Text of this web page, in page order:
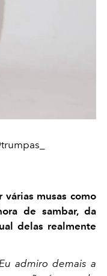
várias musas como
de sambar, da
delas realmente
admiro demais a